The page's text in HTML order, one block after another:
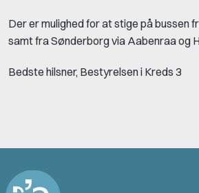
Der er mulighed for at stige på bussen
samt fra Sønderborg via Aabenraa og
Bedste hilsner, Bestyrelsen i Kreds 3